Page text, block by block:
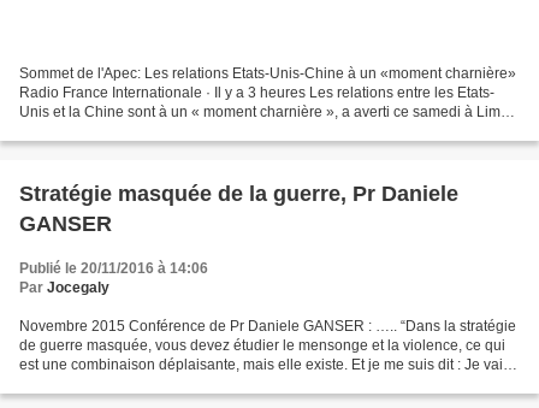
Sommet de l'Apec: Les relations Etats-Unis-Chine à un «moment charnière»
Radio France Internationale · Il y a 3 heures Les relations entre les Etats-
Unis et la Chine sont à un « moment charnière », a averti ce samedi à Lima
Stratégie masquée de la guerre, Pr Daniele
GANSER
Publié le 20/11/2016 à 14:06
Par Jocegaly
Novembre 2015 Conférence de Pr Daniele GANSER : ….. “Dans la stratégie
de guerre masquée, vous devez étudier le mensonge et la violence, ce qui
est une combinaison déplaisante, mais elle existe. Et je me suis dit : Je vais